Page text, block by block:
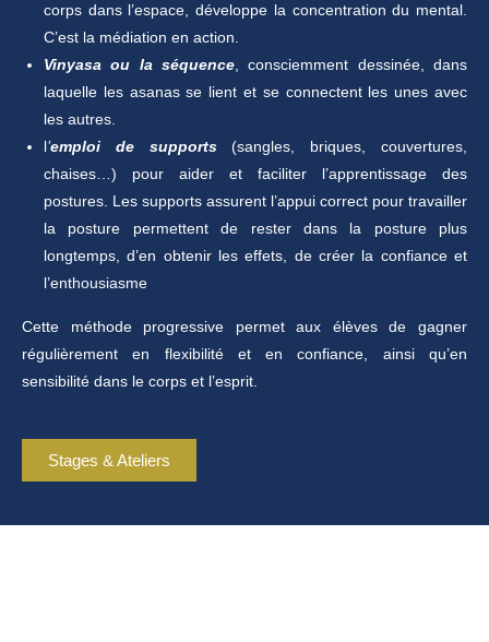
corps dans l’espace, développe la concentration du mental.
C’est la médiation en action.
Vinyasa ou la séquence , consciemment dessinée, dans
laquelle les asanas se lient et se connectent les unes avec
les autres.
l’emploi de supports(sangles, briques, couvertures,
chaises…) pour aider et faciliter l’apprentissage des
postures. Les supports assurent l’appui correct pour travailler
la posture permettent de rester dans la posture plus
longtemps, d’en obtenir les effets, de créer la confiance et
l’enthousiasme
Cette méthode progressive permet aux élèves de gagner
régulièrement en flexibilité et en confiance, ainsi qu’en
sensibilité dans le corps et l’esprit.
Stages & Ateliers